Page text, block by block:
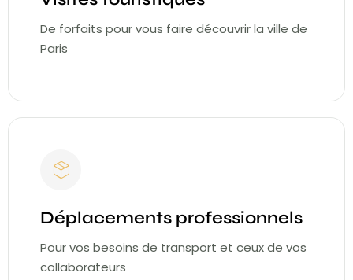
De forfaits pour vous faire découvrir la ville de
Paris
Déplacements professionnels
Pour vos besoins de transport et ceux de vos
collaborateurs